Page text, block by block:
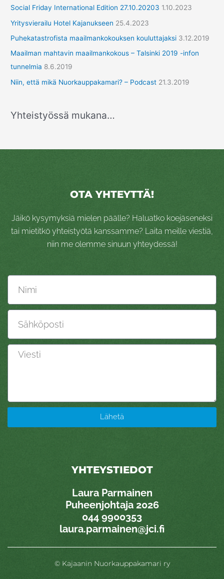
Social Friday International Edition 27.10.20203 1.10.2023
Yritysvierailu Hotel Kajanukseen 25.4.2023
Puhekatastrofista maailmankokouksen kouluttajaksi 3.12.2019
Maailman mahtavin maailmankokous – Talsinki 2019 -infon
tunnelmia 8.6.2019
Niin, että mikä Nuorkauppakamari? – Podcast 21.3.2019
Yhteistyössä mukana…
OTA YHTEYTTÄ!
Jäikö kysymyksiä mielen päälle? Haluatko koejäseneksi
tai mietitkö yhteistyötä kanssamme? Laita meille viestiä,
niin me olemme sinuun yhteydessä!
Nimi
Sähköposti
Viesti
Lähetä
YHTEYSTIEDOT
Laura Parmainen
Puheenjohtaja 2026
044 9900353
laura.parmainen@jci.fi
© Kajaanin Nuorkauppakamari ry